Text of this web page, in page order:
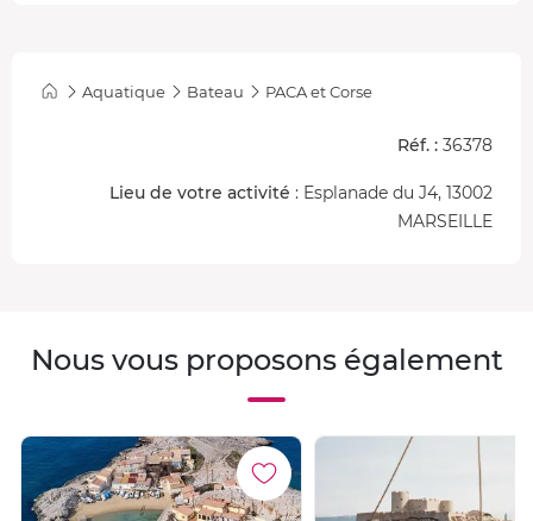
Aquatique Bateau PACA et Corse
Réf. : 36378
Lieu de votre activité : Esplanade du J4, 13002
MARSEILLE
Nous vous proposons également